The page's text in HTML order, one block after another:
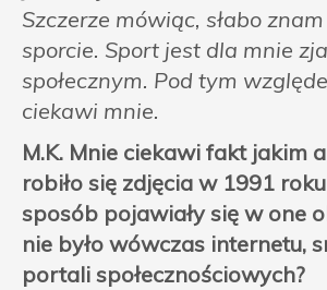
Szczerze mówiąc, słabo
sporcie. Sport jest dla mnie
społecznym. Pod tym
ciekawi mnie.
M.K. Mnie ciekawi fakt jakim
robiło się zdjęcia w 1991
sposób pojawiały się w one
nie było wówczas internetu,
portali społecznościowych?